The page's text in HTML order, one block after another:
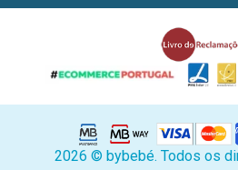
2026 © bybebé. Todos os